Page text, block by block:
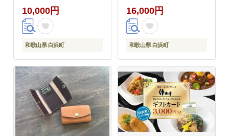
10,000円
和歌山県 白浜町
16,000円
和歌山県 白浜町